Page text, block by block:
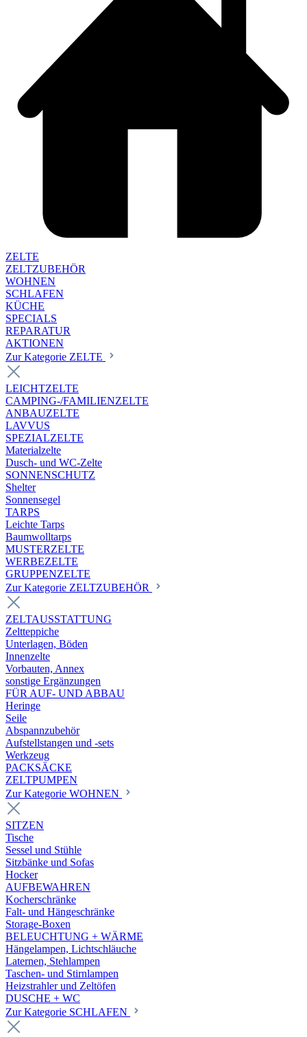
ZELTE
ZELTZUBEHÖR
WOHNEN
SCHLAFEN
KÜCHE
SPECIALS
REPARATUR
AKTIONEN
Zur Kategorie ZELTE
LEICHTZELTE
CAMPING-/FAMILIENZELTE
ANBAUZELTE
LAVVUS
SPEZIALZELTE
Materialzelte
Dusch- und WC-Zelte
SONNENSCHUTZ
Shelter
Sonnensegel
TARPS
Leichte Tarps
Baumwolltarps
MUSTERZELTE
WERBEZELTE
GRUPPENZELTE
Zur Kategorie ZELTZUBEHÖR
ZELTAUSSTATTUNG
Zeltteppiche
Unterlagen, Böden
Innenzelte
Vorbauten, Annex
sonstige Ergänzungen
FÜR AUF- UND ABBAU
Heringe
Seile
Abspannzubehör
Aufstellstangen und -sets
Werkzeug
PACKSÄCKE
ZELTPUMPEN
Zur Kategorie WOHNEN
SITZEN
Tische
Sessel und Stühle
Sitzbänke und Sofas
Hocker
AUFBEWAHREN
Kocherschränke
Falt- und Hängeschränke
Storage-Boxen
BELEUCHTUNG + WÄRME
Hängelampen, Lichtschläuche
Laternen, Stehlampen
Taschen- und Stirnlampen
Heizstrahler und Zeltöfen
DUSCHE + WC
Zur Kategorie SCHLAFEN